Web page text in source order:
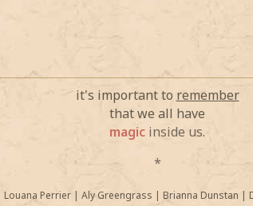
it's important to remember
that we all have
magic inside us.
*
Louana Perrier | Aly Greengrass | Brianna Dunstan |